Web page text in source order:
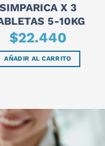
SIMPARICA X 3
5-10KG
$22.440
AÑADIR AL CARRITO